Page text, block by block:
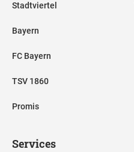
Stadtviertel
Bayern
FC Bayern
TSV 1860
Promis
Services